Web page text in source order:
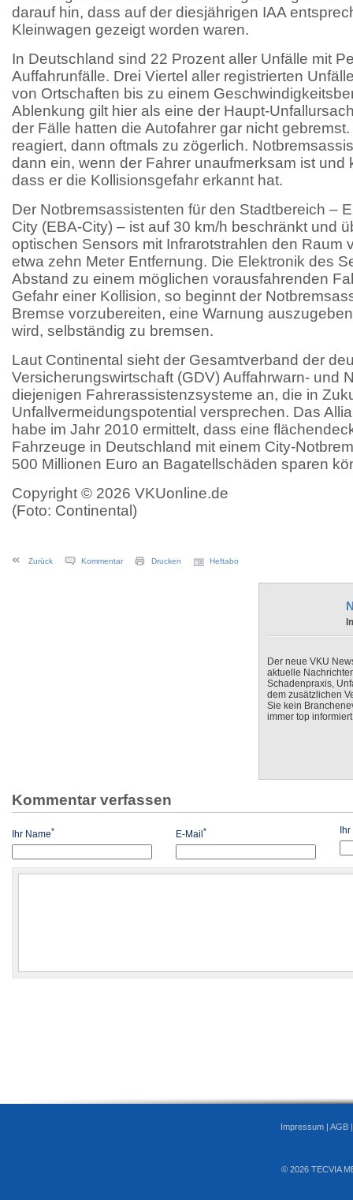
darauf hin, dass auf der diesjährigen IAA
Kleinwagen gezeigt worden waren.
In Deutschland sind 22 Prozent aller Unfälle mit
Auffahrunfälle. Drei Viertel aller registrierten
von Ortschaften bis zu einem
Ablenkung gilt hier als eine der Haupt-
der Fälle hatten die Autofahrer gar nicht
reagiert, dann oftmals zu zögerlich.
dann ein, wenn der Fahrer unaufmerksam ist und
dass er die Kollisionsgefahr erkannt hat.
Der Notbremsassistenten für den Stadtbereich –
City (EBA-City) – ist auf 30 km/h beschränkt und
optischen Sensors mit Infrarotstrahlen den Raum
etwa zehn Meter Entfernung. Die Elektronik des
Abstand zu einem möglichen vorausfahrenden
Gefahr einer Kollision, so beginnt der
Bremse vorzubereiten, eine Warnung
wird, selbständig zu bremsen.
Laut Continental sieht der Gesamtverband der
Versicherungswirtschaft (GDV) Auffahrwarn- und
diejenigen Fahrerassistenzsysteme an, die in
Unfallvermeidungspotential versprechen. Das
habe im Jahr 2010 ermittelt, dass eine
Fahrzeuge in Deutschland mit einem City-
500 Millionen Euro an Bagatellschäden sparen
Copyright © 2026 VKUonline.de
(Foto: Continental)
Zurück Kommentar Drucken Heftabo
Der neue VKU
aktuelle
Schadenpraxis,
dem zusätzlichen
Sie kein
immer top
Kommentar verfassen
Ihr Name* E-Mail *
Impressum | AGB
© 2026 TECVIA